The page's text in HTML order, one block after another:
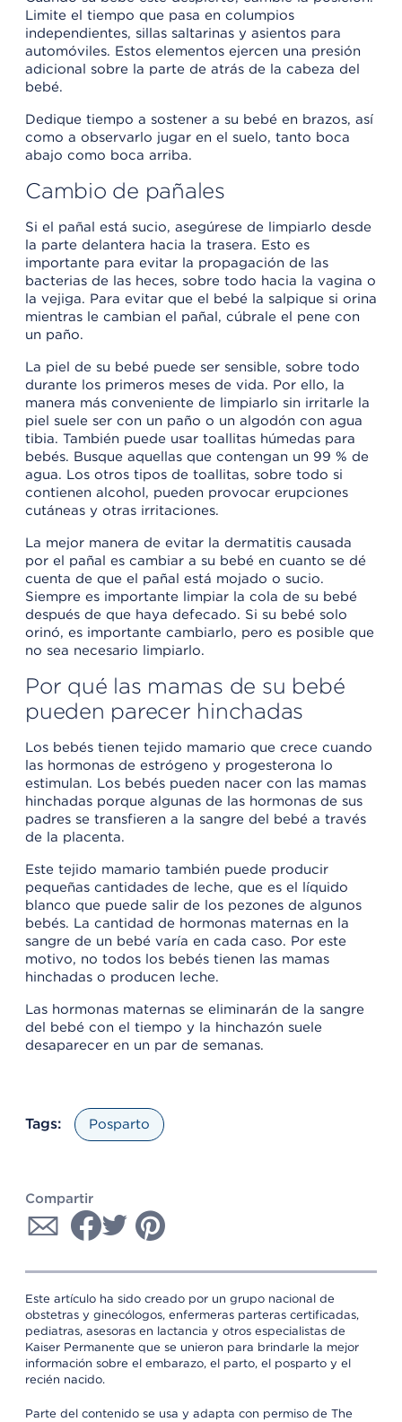
Limite el tiempo que pasa en columpios
independientes, sillas saltarinas y asientos para
automóviles. Estos elementos ejercen una presión
adicional sobre la parte de atrás de la cabeza del
bebé.
Dedique tiempo a sostener a su bebé en brazos, así
como a observarlo jugar en el suelo, tanto boca
abajo como boca arriba.
Cambio de pañales
Si el pañal está sucio, asegúrese de limpiarlo desde
la parte delantera hacia la trasera. Esto es
importante para evitar la propagación de las
bacterias de las heces, sobre todo hacia la vagina o
la vejiga. Para evitar que el bebé la salpique si orina
mientras le cambian el pañal, cúbrale el pene con
un paño.
La piel de su bebé puede ser sensible, sobre todo
durante los primeros meses de vida. Por ello, la
manera más conveniente de limpiarlo sin irritarle la
piel suele ser con un paño o un algodón con agua
tibia. También puede usar toallitas húmedas para
bebés. Busque aquellas que contengan un 99 % de
agua. Los otros tipos de toallitas, sobre todo si
contienen alcohol, pueden provocar erupciones
cutáneas y otras irritaciones.
La mejor manera de evitar la dermatitis causada
por el pañal es cambiar a su bebé en cuanto se dé
cuenta de que el pañal está mojado o sucio.
Siempre es importante limpiar la cola de su bebé
después de que haya defecado. Si su bebé solo
orinó, es importante cambiarlo, pero es posible que
no sea necesario limpiarlo.
Por qué las mamas de su bebé
pueden parecer hinchadas
Los bebés tienen tejido mamario que crece cuando
las hormonas de estrógeno y progesterona lo
estimulan. Los bebés pueden nacer con las mamas
hinchadas porque algunas de las hormonas de sus
padres se transfieren a la sangre del bebé a través
de la placenta.
Este tejido mamario también puede producir
pequeñas cantidades de leche, que es el líquido
blanco que puede salir de los pezones de algunos
bebés. La cantidad de hormonas maternas en la
sangre de un bebé varía en cada caso. Por este
motivo, no todos los bebés tienen las mamas
hinchadas o producen leche.
Las hormonas maternas se eliminarán de la sangre
del bebé con el tiempo y la hinchazón suele
desaparecer en un par de semanas.
Tags: Posparto
Compartir
Este artículo ha sido creado por un grupo nacional de
obstetras y ginecólogos, enfermeras parteras certificadas,
pediatras, asesoras en lactancia y otros especialistas de
Kaiser Permanente que se unieron para brindarle la mejor
información sobre el embarazo, el parto, el posparto y el
recién nacido.
Parte del contenido se usa y adapta con permiso de The